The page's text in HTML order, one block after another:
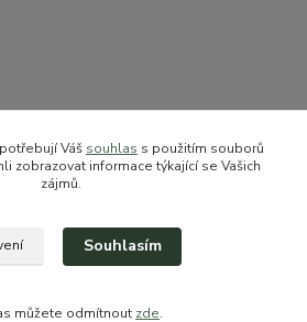
Váš souhlas s použitím souborů
zobrazovat informace týkající se Vašich
zájmů.
Souhlasím
můžete odmítnout zde.